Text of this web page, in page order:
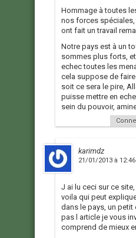
Hommage à toutes
nos forces spéciales,
ont fait un travail
Notre pays est à un
sommes plus forts,
echec toutes les
cela suppose de
soit ce sera le pire,
puisse mettre en
sein du pouvoir,
karimdz
21/01/2013 à 12:46
J ai lu ceci sur ce
voila qui peut
dans le pays, un petit
pas l article je vous
comprend de mieux